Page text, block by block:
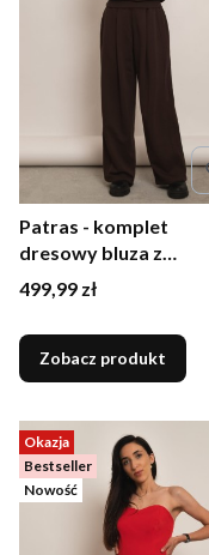
Patras - komplet
dresowy bluza z
rozpięciem i szerokie
spodnie czekoladowy
Cena
499,99 zł
Zobacz produkt
Okazja
Bestseller
Nowość